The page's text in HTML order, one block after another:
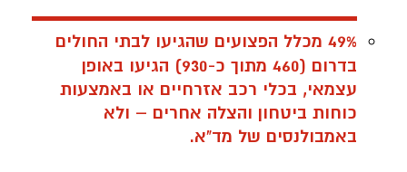
49% מכלל הפצועים
שהגיעו לבתי החולים
בדרום (460 מתוך כ-930) הגיעו באופן
עצמאי, בכלי רכב אזרחיים או באמצעות
כוחות ביטחון והצלה אחרים – ולא
באמבולנסים של מד"א.